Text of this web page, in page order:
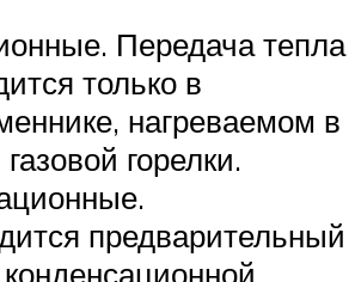
Передача тепла
только в
нагреваемом в
горелки.
предварительный